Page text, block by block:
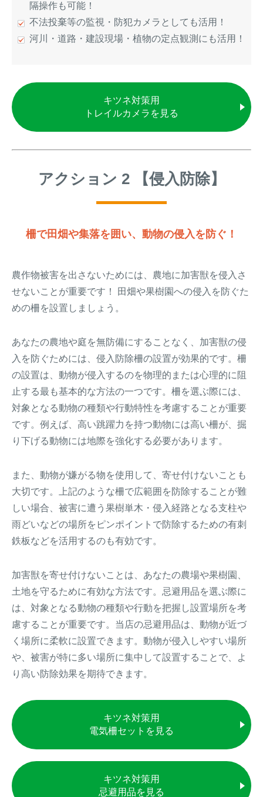
隔操作も可能！
不法投棄等の監視・防犯カメラとしても活用！
河川・道路・建設現場・植物の定点観測にも活用！
キツネ対策用
トレイルカメラを見る
アクション 2 【侵入防除】
柵で田畑や集落を囲い、動物の侵入を防ぐ！
農作物被害を出さないためには、農地に加害獣を侵入さ
せないことが重要です！ 田畑や果樹園への侵入を防ぐた
めの柵を設置しましょう。
あなたの農地や庭を無防備にすることなく、加害獣の侵
入を防ぐためには、侵入防除柵の設置が効果的です。柵
の設置は、動物が侵入するのを物理的または心理的に阻
止する最も基本的な方法の一つです。柵を選ぶ際には、
対象となる動物の種類や行動特性を考慮することが重要
です。例えば、高い跳躍力を持つ動物には高い柵が、掘
り下げる動物には地際を強化する必要があります。
また、動物が嫌がる物を使用して、寄せ付けないことも
大切です。上記のような柵で広範囲を防除することが難
しい場合、被害に遭う果樹単木・侵入経路となる支柱や
雨どいなどの場所をピンポイントで防除するための有刺
鉄板などを活用するのも有効です。
加害獣を寄せ付けないことは、あなたの農場や果樹園、
土地を守るために有効な方法です。忌避用品を選ぶ際に
は、対象となる動物の種類や行動を把握し設置場所を考
慮することが重要です。当店の忌避用品は、動物が近づ
く場所に柔軟に設置できます。動物が侵入しやすい場所
や、被害が特に多い場所に集中して設置することで、よ
り高い防除効果を期待できます。
キツネ対策用
電気柵セットを見る
キツネ対策用
忌避用品を見る